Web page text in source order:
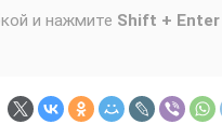
и нажмите Shift + Enter